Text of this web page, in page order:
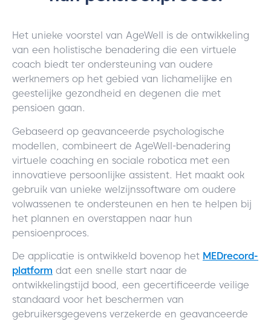
Het unieke voorstel van AgeWell is de ontwikkeling
van een holistische benadering die een virtuele
coach biedt ter ondersteuning van oudere
werknemers op het gebied van lichamelijke en
geestelijke gezondheid en degenen die met
pensioen gaan.
Gebaseerd op geavanceerde psychologische
modellen, combineert de AgeWell-benadering
virtuele coaching en sociale robotica met een
innovatieve persoonlijke assistent. Het maakt ook
gebruik van unieke welzijnssoftware om oudere
volwassenen te ondersteunen en hen te helpen bij
het plannen en overstappen naar hun
pensioenproces.
De applicatie is ontwikkeld bovenop het MEDrecord-
platform dat een snelle start naar de
ontwikkelingstijd bood, een gecertificeerde veilige
standaard voor het beschermen van
gebruikersgegevens verzekerde en geavanceerde